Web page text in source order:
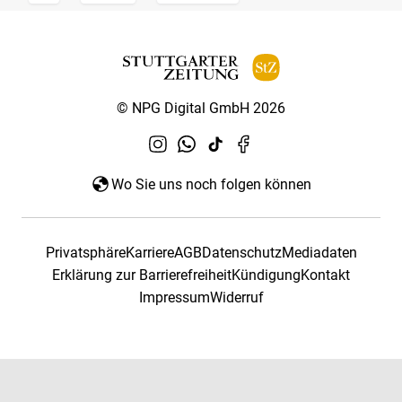
© NPG Digital GmbH 2026
Wo Sie uns noch folgen können
PrivatsphäreKarriereAGBDatenschutzMediadaten
Erklärung zur BarrierefreiheitKündigungKontakt
ImpressumWiderruf